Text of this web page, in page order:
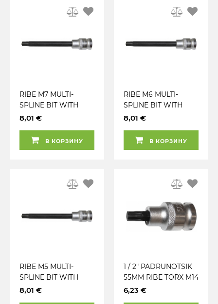
RIBE M7 MULTI-
SPLINE BIT WITH
SOCKET 1 / 2"
140MM. DARK BLACK
BIT BODY S2.
8,01 €
В КОРЗИНУ
RIBE M6 MULTI-
SPLINE BIT WITH
SOCKET 1 / 2"
140MM. DARK BLACK
BIT BODY S2.
8,01 €
В КОРЗИНУ
RIBE M5 MULTI-
SPLINE BIT WITH
SOCKET 1 / 2"
8,01 €
1 / 2" PADRUNOTSIK
55MM RIBE TORX M14
TRIUMF
6,23 €